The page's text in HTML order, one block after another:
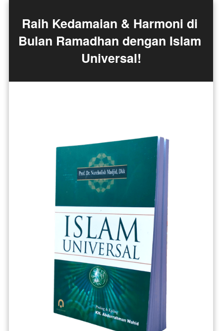
Raih Kedamaian & Harmoni di
Bulan Ramadhan dengan Islam
Universal!